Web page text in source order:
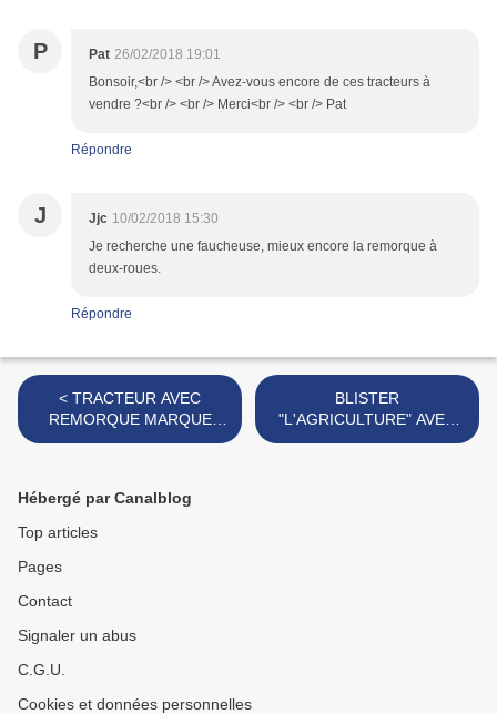
P Pat 26/02/2018 19:01
Bonsoir,<br /> <br /> Avez-vous encore de ces tracteurs à
vendre ?<br /> <br /> Merci<br /> <br /> Pat
Répondre
J Jjc 10/02/2018 15:30
Je recherche une faucheuse, mieux encore la remorque à
deux-roues.
Répondre
< TRACTEUR AVEC
REMORQUE MARQUE
INCONNUE
BLISTER
"L'AGRICULTURE" AVEC
LAND ROVER MARQUE
Hébergé par Canalblog
Top articles
Pages
Contact
Signaler un abus
C.G.U.
Cookies et données personnelles